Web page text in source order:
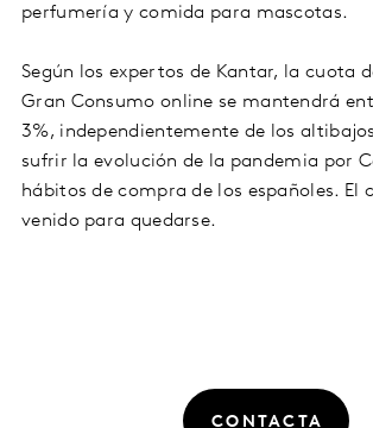
perfumería y comida para mascotas.
Según los expertos de Kantar, la cuota
Gran Consumo online se mantendrá
3%, independientemente de los
sufrir la evolución de la pandemia por
hábitos de compra de los españoles. El
venido para quedarse.
CONTACTA